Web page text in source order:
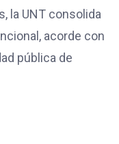
la UNT consolida
acorde con
pública de